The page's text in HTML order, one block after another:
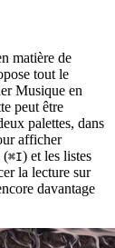
matière de
tout le
Musique en
peut être
palettes, dans
afficher
(⌘I) et les listes
la lecture sur
davantage